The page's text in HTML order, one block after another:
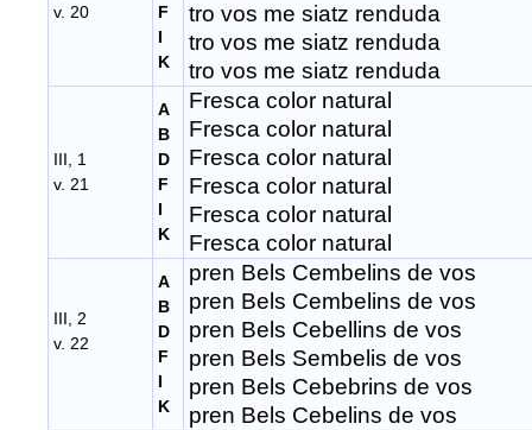
v. 20
F
I
K
tro vos me siatz renduda
tro vos me siatz renduda
tro vos me siatz renduda
III, 1
v. 21
A
B
D
F
I
K
Fresca color natural
Fresca color natural
Fresca color natural
Fresca color natural
Fresca color natural
Fresca color natural
III, 2
v. 22
A
B
D
F
I
K
pren Bels Cembelins de vos
pren Bels Cembelins de vos
pren Bels Cebellins de vos
pren Bels Sembelis de vos
pren Bels Cebebrins de vos
pren Bels Cebelins de vos